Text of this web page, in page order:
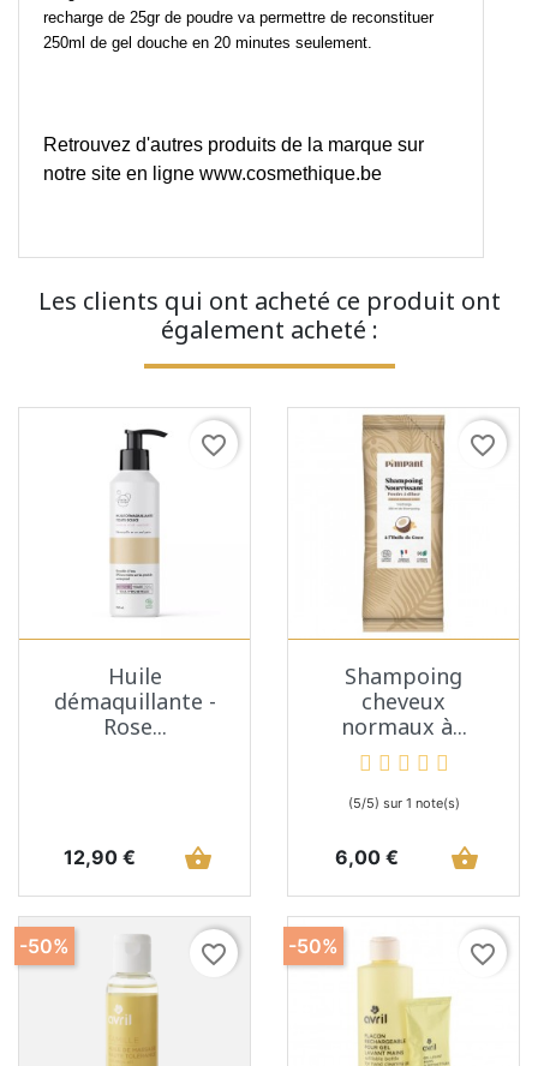
recharge de 25gr de poudre va permettre de reconstituer
250ml de gel douche en 20 minutes seulement.
Retrouvez d'autres produits de la marque sur
notre site en ligne www.cosmethique.be
Les clients qui ont acheté ce produit ont
également acheté :
favorite_border
Huile
démaquillante -
Rose...
Prix
12,90 € shopping_basket
favorite_border
Shampoing
cheveux
normaux à...
(5/5) sur 1 note(s)
Prix
6,00 € shopping_basket
favorite_border
-50% favorite_border
-50%